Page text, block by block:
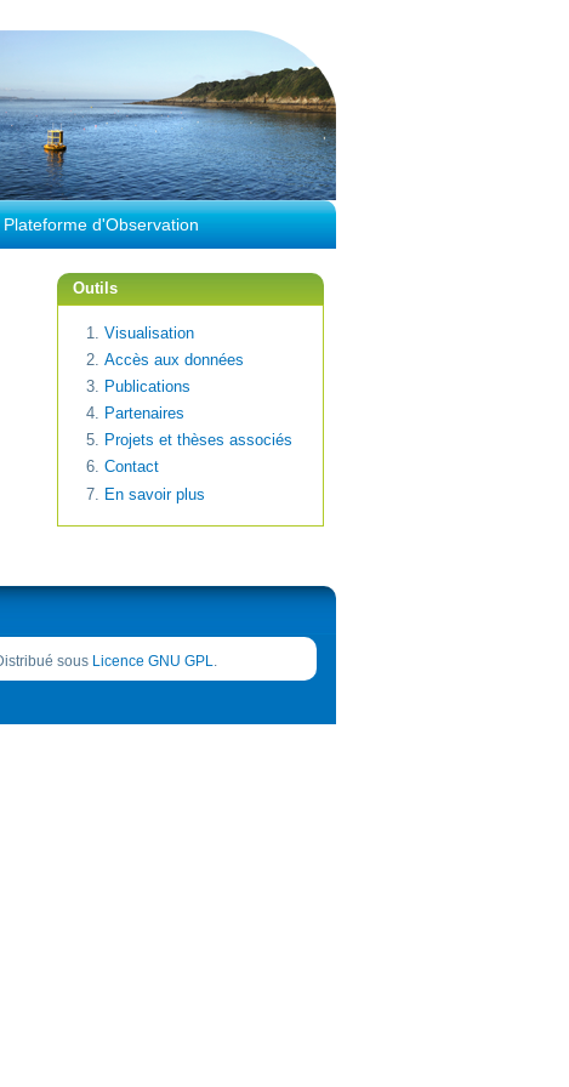
Plateforme d'Observation
Outils
Visualisation
Accès aux données
Publications
Partenaires
Projets et thèses associés
Contact
En savoir plus
sous Licence GNU GPL.